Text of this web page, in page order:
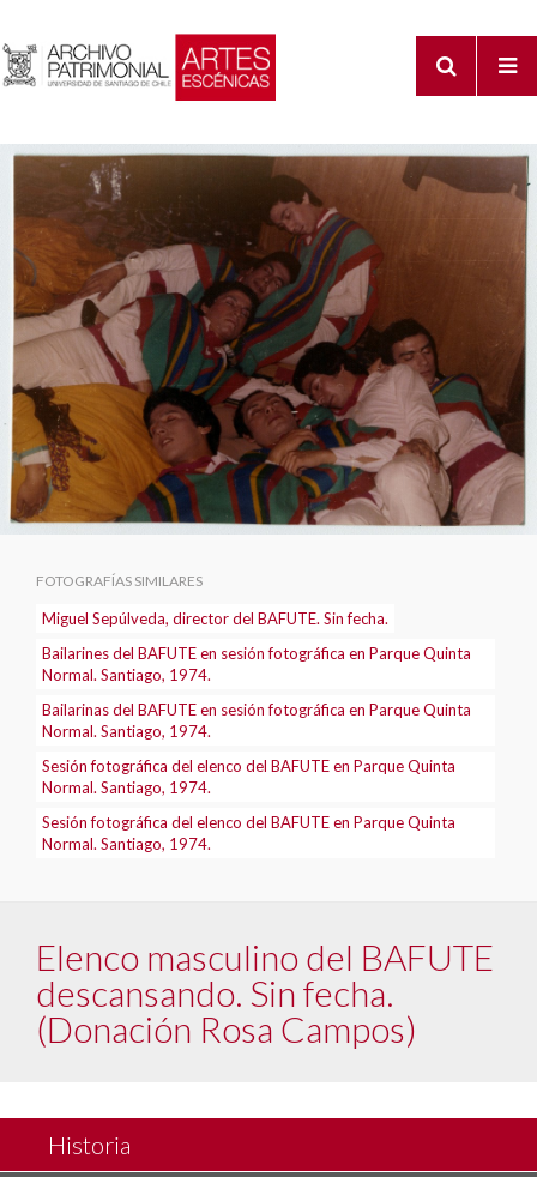
FOTOGRAFÍAS SIMILARES
Miguel Sepúlveda, director del BAFUTE. Sin fecha.
Bailarines del BAFUTE en sesión fotográfica en Parque Quinta
Normal. Santiago, 1974.
Bailarinas del BAFUTE en sesión fotográfica en Parque Quinta
Normal. Santiago, 1974.
Sesión fotográfica del elenco del BAFUTE en Parque Quinta
Normal. Santiago, 1974.
Sesión fotográfica del elenco del BAFUTE en Parque Quinta
Normal. Santiago, 1974.
Elenco masculino del BAFUTE
descansando. Sin fecha.
(Donación Rosa Campos)
Historia